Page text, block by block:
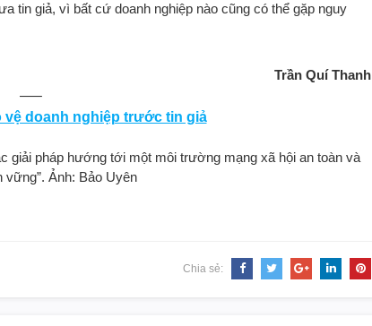
tin giả, vì bất cứ doanh nghiệp nào cũng có thể gặp nguy
Trần Quí Thanh
—–
vệ doanh nghiệp trước tin giả
giải pháp hướng tới một môi trường mạng xã hội an toàn và
vững”. Ảnh: Bảo Uyên
Chia sẻ: